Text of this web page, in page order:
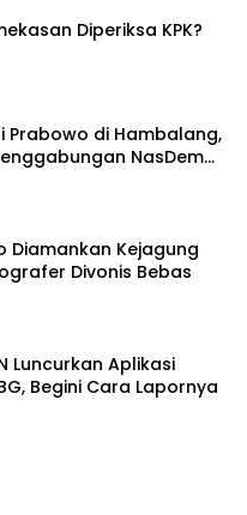
Diperiksa KPK?
Prabowo di Hambalang,
NasDem
Diamankan Kejagung
Divonis Bebas
Luncurkan Aplikasi
Begini Cara Lapornya